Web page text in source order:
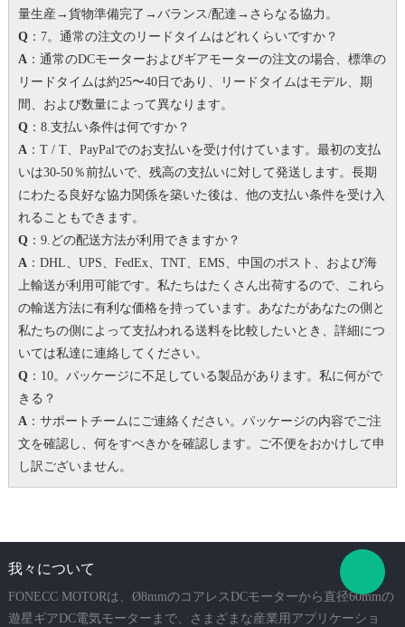
量生産→貨物準備完了→バランス/配達→さらなる協力。
Q：7。 通常の注文のリードタイムはどれくらいですか？
A：通常のDCモーターおよびギアモーターの注文の場合、標準の
リードタイムは約25〜40日であり、リードタイムはモデル、期
間、および数量によって異なります。
Q：8.支払い条件は何ですか？
A：T / T、PayPalでのお支払いを受け付けています。 最初の支払
いは30-50％前払いで、残高の支払いに対して発送します。 長期
にわたる良好な協力関係を築いた後は、他の支払い条件を受け入
れることもできます。
Q：9.どの配送方法が利用できますか？
A：DHL、UPS、FedEx、TNT、EMS、中国のポスト、および海
上輸送が利用可能です。私たちはたくさん出荷するので、これら
の輸送方法に有利な価格を持っています。 あなたがあなたの側と
私たちの側によって支払われる送料を比較したいとき、詳細につ
いては私達に連絡してください。
Q：10。パッケージに不足している製品があります。 私に何がで
きる？
A：サポートチームにご連絡ください。パッケージの内容でご注
文を確認し、何をすべきかを確認します。 ご不便をおかけして申
し訳ございません。
我々について
FONECC MOTORは、Ø8mmのコアレスDCモーターから直径60mmの
遊星ギアDC電気モーターまで、さまざまな産業用アプリケーショ